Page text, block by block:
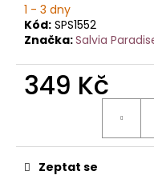
1 - 3 dny
Kód: SPS1552
Značka:Salvia
349 Kč
Zeptat se
m
e